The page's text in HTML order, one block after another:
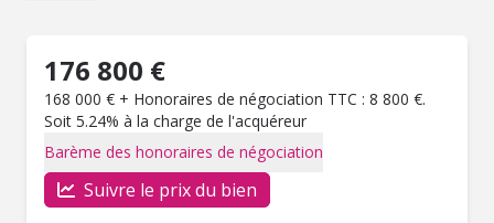
176 800 €
168 000 € + Honoraires de négociation TTC : 8 800 €.
Soit 5.24% à la charge de l'acquéreur
Barème des honoraires de négociation
Suivre le prix du bien